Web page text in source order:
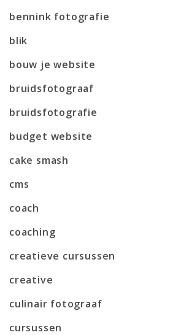
bennink fotografie
blik
bouw je website
bruidsfotograaf
bruidsfotografie
budget website
cake smash
cms
coach
coaching
creatieve cursussen
creative
culinair fotograaf
cursussen